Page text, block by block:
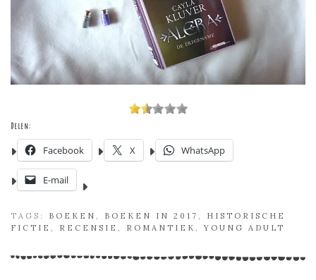
Delen:
Facebook X WhatsApp
E-mail
TAGS: BOEKEN , BOEKEN IN 2017 , HISTORISCHE
FICTIE , RECENSIE , ROMANTIEK ,YOUNG ADULT